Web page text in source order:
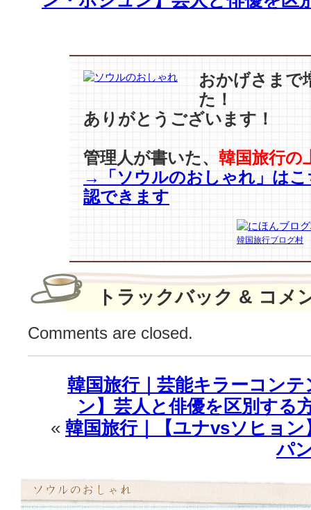
·
婚
旅
行
元
住
民
が
の
歓
迎
の
垂
れ
幕〜
おかげさまで
た！
ありがとうございます！
管理人が書いた、 韓国旅行の
→「ソウルのおしゃれ」はこ
認できます
韓国旅行ブログ村
トラックバック & コメ
Comments are closed.
韓国旅行｜芸能キラーコン
ン】芸人と俳優を区別する
« 韓国旅行｜【ユナvsソヒョ
パ